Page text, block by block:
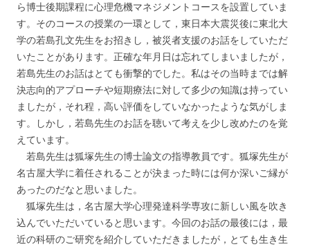
ら博士後期課程に心理危機マネジメントコースを設置していま
す。そのコースの授業の一環として，東日本大震災後に東北大
学の若島孔文先生をお招きし，被災者支援のお話をしていただ
いたことがあります。正確な年月日は忘れてしまいましたが，
若島先生のお話はとても衝撃的でした。私はその当時までは解
決志向的アプローチや短期療法に対して多少の知識は持ってい
ましたが，それ程，高い評価をしていなかったような気がしま
す。しかし，若島先生のお話を聴いて考えを少し改めたのを覚
えています。
若島先生は狐塚先生の博士論文の指導教員です。狐塚先生が
名古屋大学に着任されることが決まった時には何か深いご縁が
あったのだなと思いました。
狐塚先生は，名古屋大学心理発達科学専攻に新しい風を吹き
込んでいただいていると思います。今回のお話の最後には，最
近の科研のご研究を紹介していただきましたが，とても生き生